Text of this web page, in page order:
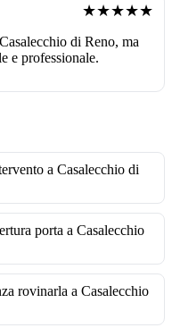
★★★★★
di Reno, ma
e professionale.
a Casalecchio di
porta a Casalecchio
rovinarla a Casalecchio